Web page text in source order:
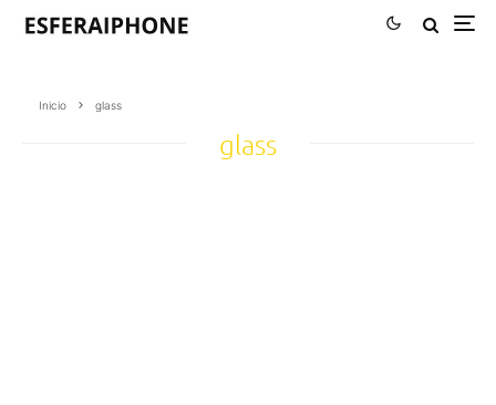
Inicio glass
glass